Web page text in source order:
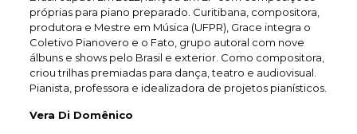
próprias para piano preparado. Curitibana, compositora,
produtora e Mestre em Música (UFPR), Grace integra o
Coletivo Pianovero e o Fato, grupo autoral com nove
álbuns e shows pelo Brasil e exterior. Como compositora,
criou trilhas premiadas para dança, teatro e audiovisual.
Pianista, professora e idealizadora de projetos pianísticos.
Vera Di Domênico